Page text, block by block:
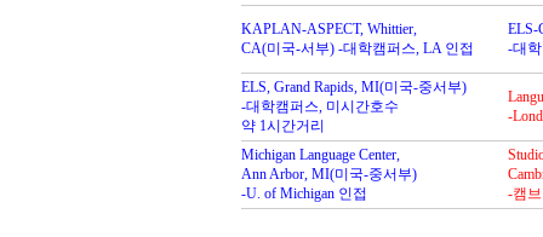
KAPLAN-ASPECT, Whittier,
CA(미국-서부) -대학캠퍼스, LA 인접
ELS-
-대
ELS, Grand Rapids, MI(미국-중서부)
-대학캠퍼스, 미시간호수
약 1시간거리
-
Michigan Language Center,
Ann Arbor, MI(미국-중서부)
-U. of Michigan 인접
-캠